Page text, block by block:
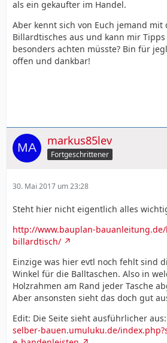
als ein gekaufter im Handel.
Aber kennt sich von Euch jemand mit
Billardtisches aus und kann mir
besonders achten müsste? Bin für
offen und dankbar!
markus85lev
Fortgeschrittener
30. Mai 2017 um 23:28
Steht hier nicht eigentlich alles
http://www.bauplan-
billardtisch/
Einzige was hier evtl noch fehlt sind
Winkel für die Balltaschen. Also in
Holzrahmen am Rand jeder Tasche
Aber ansonsten sieht das doch gut
Edit: Die Seite sieht ausführlicher aus:
selber-bauen.umuluku.de/